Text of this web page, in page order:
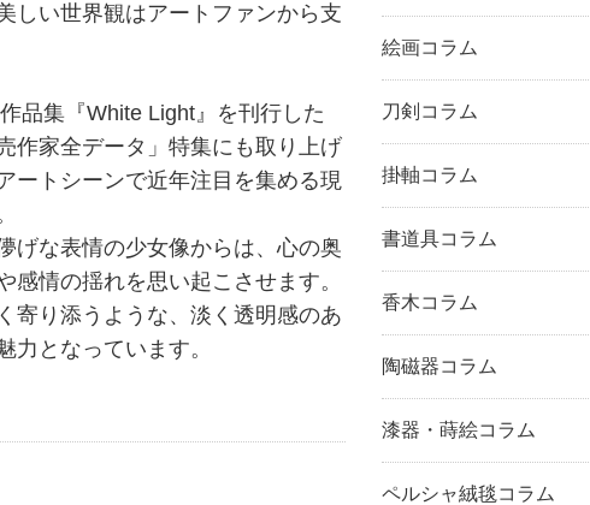
しい世界観はアートファンから支
品集『White Light』を刊行した
作家全データ」特集にも取り上げ
ートシーンで近年注目を集める現
げな表情の少女像からは、心の奥
感情の揺れを思い起こさせます。
寄り添うような、淡く透明感のあ
力となっています。
絵画コラム
刀剣コラム
掛軸コラム
書道具コラム
香木コラム
陶磁器コラム
漆器・蒔絵コラム
ペルシャ絨毯コラム